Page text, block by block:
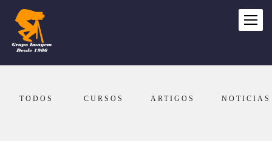
TODOS CURSOS ARTIGOS NOTICIAS